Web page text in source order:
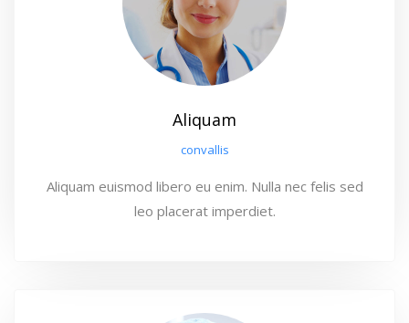
Aliquam
convallis
Aliquam euismod libero eu enim. Nulla nec felis sed
leo placerat imperdiet.